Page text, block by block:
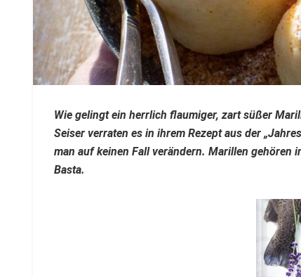
Wie gelingt ein herrlich flaumiger, zart süßer
Seiser verraten es in ihrem Rezept aus der
man auf keinen Fall verändern. Marillen
Basta.